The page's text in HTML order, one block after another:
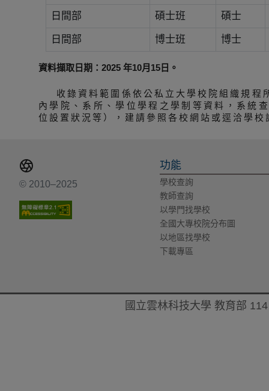
日間部 碩士班 碩士
日間部 博士班 博士
資料擷取日期：2025 年10月15日。
收錄資料範圍係依公私立大學校院組織規
內學院、系所、學位學程之學制等資料，系統
位設置狀況等），建請參照各校網站或逕洽學校
© 2010–2025
功能
學校查詢
教師查詢
以學門找學校
全國大專校院分布圖
以地區找學校
下載專區
國立雲林科技大學 教育部